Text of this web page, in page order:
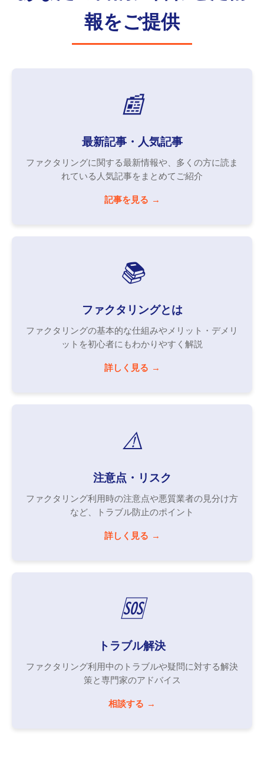
報をご提供
📰
最新記事・人気記事
ファクタリングに関する最新情報や、多くの方に読ま
れている人気記事をまとめてご紹介
記事を見る
📚
ファクタリングとは
ファクタリングの基本的な仕組みやメリット・デメリ
ットを初心者にもわかりやすく解説
詳しく見る
⚠️
注意点・リスク
ファクタリング利用時の注意点や悪質業者の見分け方
など、トラブル防止のポイント
詳しく見る
🆘
トラブル解決
ファクタリング利用中のトラブルや疑問に対する解決
策と専門家のアドバイス
相談する